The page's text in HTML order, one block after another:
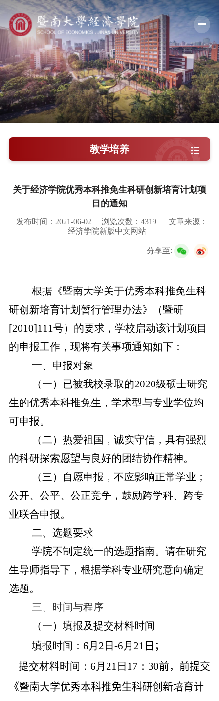
学院概况
新闻中心
师资队伍
科学研究
教学培养
学院党建
校友服务
教学培养
关于经济学院优秀本科推免生科研创新培育计划项
目的通知
发布时间：2021-06-02 浏览次数：4319
文章来源：
经济学院新版中文网站
分享至:
根据《暨南大学关于优秀本科推免生科
研创新培育计划暂行管理办法》（暨研
[2010]111号）的要求，学校启动该计划项目
的申报工作，现将有关事项通知如下：
一、申报对象
（一）已被我校录取的2020级硕士研究
生的优秀本科推免生，学术型与专业学位均
可申报。
（二）热爱祖国，诚实守信，具有强烈
的科研探索愿望与良好的团结协作精神。
（三）自愿申报，不应影响正常学业；
公开、公平、公正竞争，鼓励跨学科、跨专
业联合申报。
二、选题要求
学院不制定统一的选题指南。请在研究
生导师指导下，根据学科专业研究意向确定
选题。
三、时间与程序
（一）填报及提交材料时间
填报时间： 6月 2 日 -6月 21 日 ；
提交材料时间： 6月 21 日 17 ： 30前，前提交
《暨南大学优秀本科推免生科研创新培育计